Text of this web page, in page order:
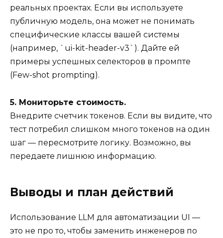
реальных проектах. Если вы используете
публичную модель, она может не понимать
специфические классы вашей системы
(например, `ui-kit-header-v3`). Дайте ей
примеры успешных селекторов в промпте
(Few-shot prompting).
5. Мониторьте стоимость.
Внедрите счетчик токенов. Если вы видите, что
тест потребил слишком много токенов на один
шаг — пересмотрите логику. Возможно, вы
передаете лишнюю информацию.
Выводы и план действий
Использование LLM для автоматизации UI —
это не про то, чтобы заменить инженеров по